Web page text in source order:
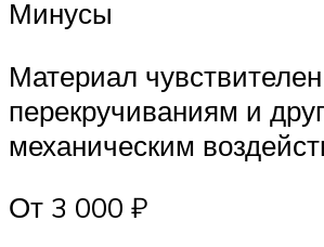
Минусы
Материал
перекручиваниям и
механическим
От 3 000 ₽